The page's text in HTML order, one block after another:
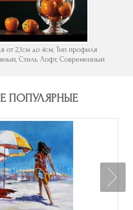
от 2,1см до 4см, Тип профиля
Стиль Лофт, Современный
ПОПУЛЯРНЫЕ